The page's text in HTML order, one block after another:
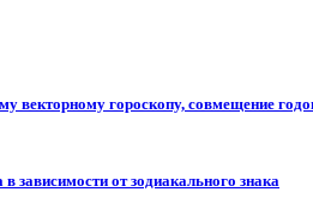
векторному гороскопу, совмещение
зависимости от зодиакального знака